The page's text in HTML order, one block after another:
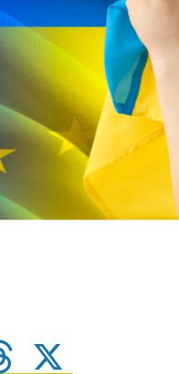
Threads